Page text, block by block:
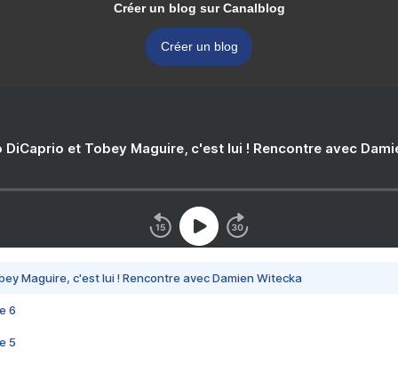
Créer un blog sur Canalblog
Créer un blog
DiCaprio et Tobey Maguire, c'est lui ! Rencontre avec
Maguire, c'est lui ! Rencontre avec Damien Witecka
6
5